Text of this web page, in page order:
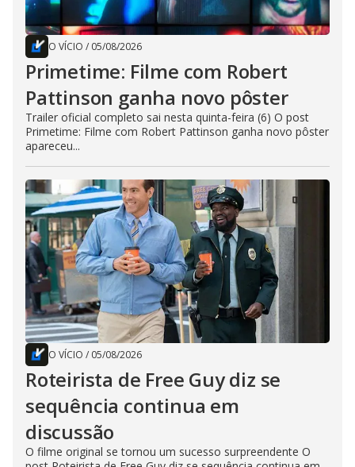
O VÍCIO / 05/08/2026
Primetime: Filme com Robert
Pattinson ganha novo pôster
Trailer oficial completo sai nesta quinta-feira (6) O post
Primetime: Filme com Robert Pattinson ganha novo pôster
apareceu...
O VÍCIO / 05/08/2026
Roteirista de Free Guy diz se
sequência continua em
discussão
O filme original se tornou um sucesso surpreendente O